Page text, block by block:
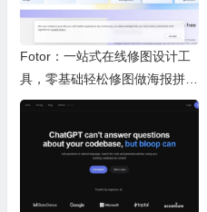
Fotor：一站式在线修图设计工
具，零基础轻松修图做海报拼图
文创内容